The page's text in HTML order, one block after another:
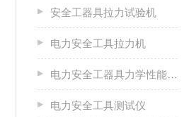
安全工器具拉力试验机
电力安全工具拉力机
电力安全工器具力学性能试验机
电力安全工具测试仪